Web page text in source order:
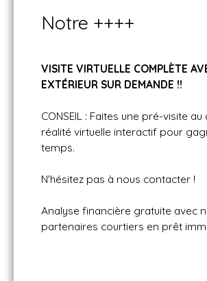
Notre ++++
VISITE VIRTUELLE COMPLÈTE
EXTÉRIEUR SUR DEMANDE !!
CONSEIL : Faites une pré-visite au
réalité virtuelle interactif pour
temps.
N'hésitez pas à nous contacter !
Analyse financière gratuite avec
partenaires courtiers en prêt